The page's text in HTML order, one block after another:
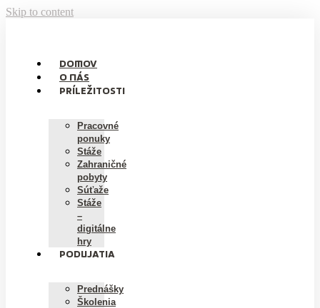
Skip to content
DOMOV
O NÁS
PRÍLEŽITOSTI
Pracovné
ponuky
Stáže
Zahraničné
pobyty
Súťaže
Stáže
–
digitálne
hry
PODUJATIA
Prednášky
Školenia